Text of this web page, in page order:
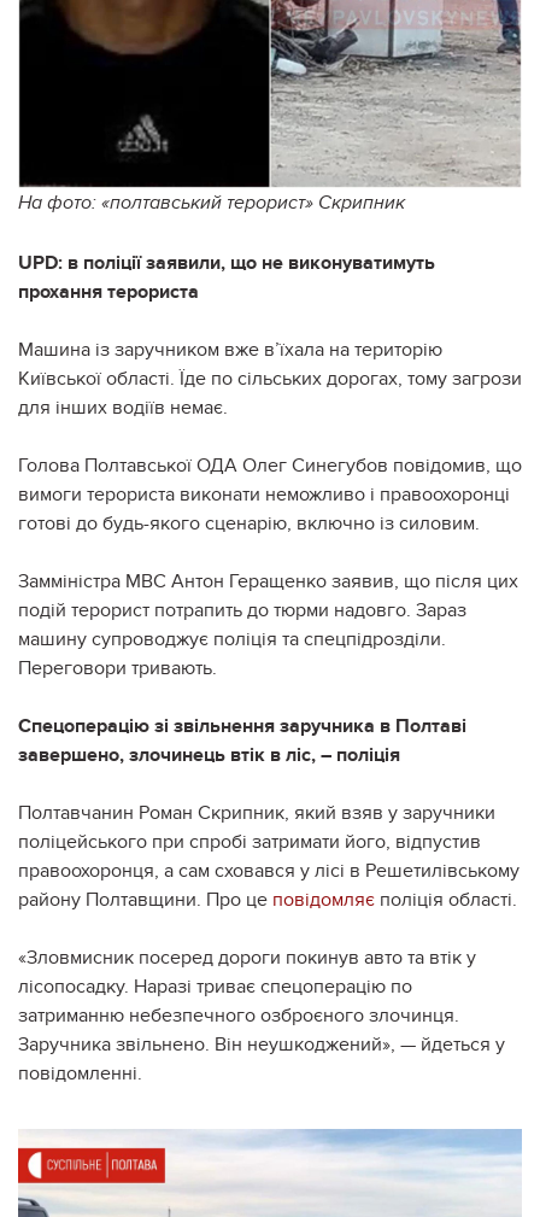
На фото: «полтавський терорист» Скрипник
UPD: в поліції заявили, що не виконуватимуть
прохання терориста
Машина із заручником вже в’їхала на територію
Київської області. Їде по сільських дорогах, тому загрози
для інших водіїв немає.
Голова Полтавської ОДА Олег Синегубов повідомив, що
вимоги терориста виконати неможливо і правоохоронці
готові до будь-якого сценарію, включно із силовим.
Замміністра МВС Антон Геращенко заявив, що після цих
подій терорист потрапить до тюрми надовго. Зараз
машину супроводжує поліція та спецпідрозділи.
Переговори тривають.
Спецоперацію зі звільнення заручника в Полтаві
завершено, злочинець втік в ліс, – поліція
Полтавчанин Роман Скрипник, який взяв у заручники
поліцейського при спробі затримати його, відпустив
правоохоронця, а сам сховався у лісі в Решетилівському
району Полтавщини. Про це повідомляє поліція області.
«Зловмисник посеред дороги покинув авто та втік у
лісопосадку. Наразі триває спецоперацію по
затриманню небезпечного озброєного злочинця.
Заручника звільнено. Він неушкоджений», — йдеться у
повідомленні.